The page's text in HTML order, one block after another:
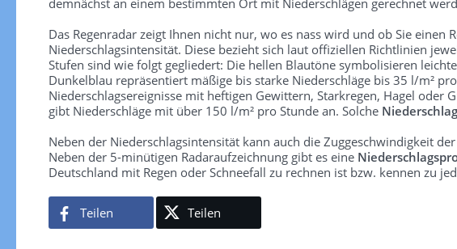
Das Regenradar zeigt Ihnen nicht nur, wo es nass wird und ob Sie
Niederschlagsintensität. Diese bezieht sich laut offiziellen Richtlinien
Stufen sind wie folgt gegliedert: Die hellen Blautöne symbolisieren
Dunkelblau repräsentiert mäßige bis starke Niederschläge bis 35 l/m²
Niederschlagsereignisse mit heftigen Gewittern, Starkregen, Hagel oder
gibt Niederschläge mit über 150 l/m² pro Stunde an. Solche
Neben der Niederschlagsintensität kann auch die Zuggeschwindigkeit
Neben der 5-minütigen Radaraufzeichnung gibt es eine
Deutschland mit Regen oder Schneefall zu rechnen ist bzw. kennen zu
Teilen Teilen